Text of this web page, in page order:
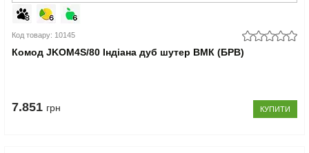
Код товару: 10145
Комод JKOM4S/80 Індіана дуб шутер ВМК (БРВ)
7.851 грн КУПИТИ